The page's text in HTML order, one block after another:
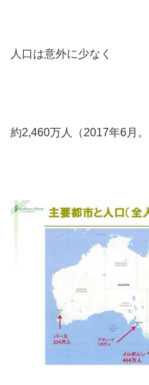
人口は意外に少なく
約2,460万人（2017年6月